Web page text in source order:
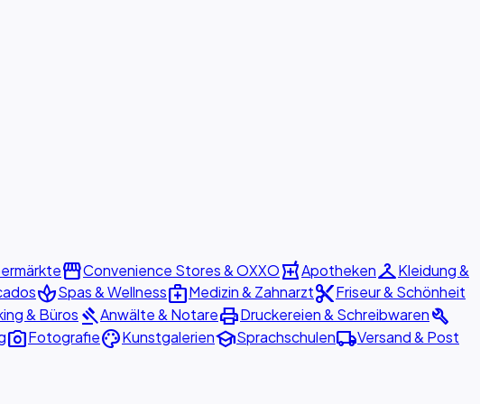
storefrontConvenience Stores & OXXOlocal_pharmacyApothekencheckroomKleidung &
spaSpas & Wellnessmedical_servicesMedizin & Zahnarztcontent_cutFriseur & Schönheit
& Büros gavelAnwälte & NotareprintDruckereien & Schreibwarenbuild
photo_cameraFotografiepaletteKunstgalerienschoolSprachschulenlocal_shippingVersand & Post